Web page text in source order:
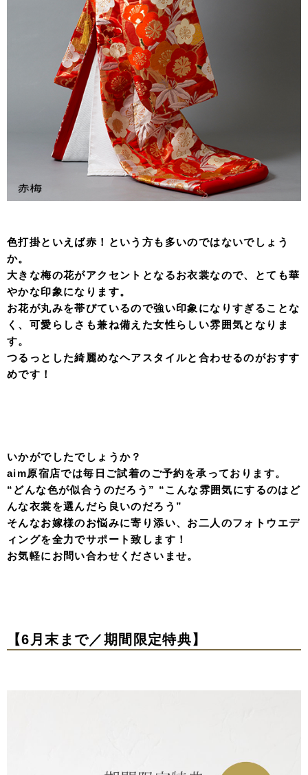
色打掛といえば赤！という方も多いのではないでしょう
か。
大きな梅の花がアクセントとなるお衣裳なので、とても華
やかな印象になります。
お花が丸みを帯びているので強い印象になりすぎることな
く、可愛らしさも兼ね備えた女性らしい雰囲気となりま
す。
つるっとした綺麗めなヘアスタイルと合わせるのがおすす
めです！
いかがでしたでしょうか？
aim原宿店では毎日ご試着のご予約を承っております。
“どんな色が似合うのだろう” “こんな雰囲気にするのはど
んな衣裳を選んだら良いのだろう”
そんなお嫁様のお悩みに寄り添い、お二人のフォトウエデ
ィングを全力でサポート致します！
お気軽にお問い合わせくださいませ。
【6月末まで／期間限定特典】